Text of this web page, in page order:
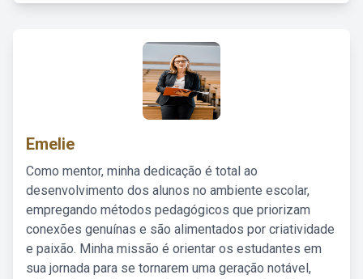
Emelie
Como mentor, minha dedicação é total ao
desenvolvimento dos alunos no ambiente escolar,
empregando métodos pedagógicos que priorizam
conexões genuínas e são alimentados por criatividade
e paixão. Minha missão é orientar os estudantes em
sua jornada para se tornarem uma geração notável,